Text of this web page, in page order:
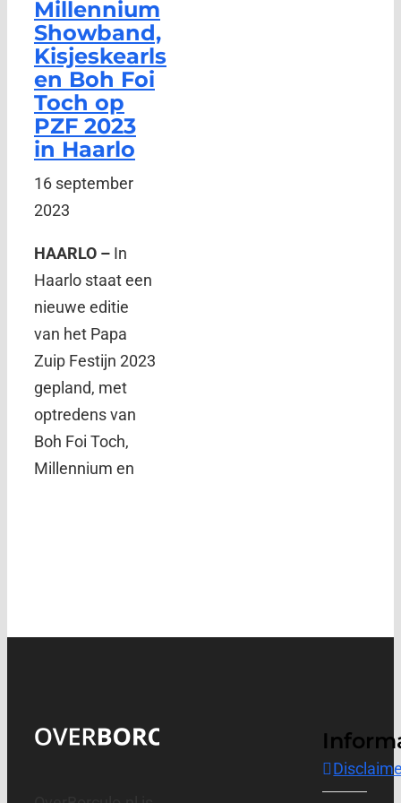
Millennium
Showband,
Kisjeskearls
en Boh Foi
Toch op
PZF 2023
in Haarlo
16 september
2023
HAARLO – In
Haarlo staat een
nieuwe editie
van het Papa
Zuip Festijn 2023
gepland, met
optredens van
Boh Foi Toch,
Millennium en